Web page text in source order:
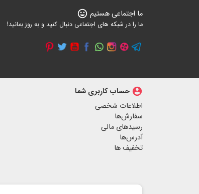
ما اجتماعی هستیم sentiment_very_satisfied
ما را در شبکه های اجتماعی دنبال کنید و به روز بمانید!
account_circle حساب کاربری شما
اطلاعات شخصی
سفارش‌ها
رسیدهای مالی
آدرس‌ها
تخفیف ها